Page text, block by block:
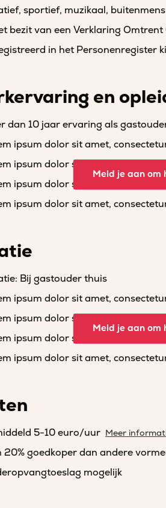
sportief, muzikaal, buitenmens
bezit van een Verklaring Omtrent
in het Personenregister
en
dan 10 jaar ervaring als
ipsum dolor sit amet,
ipsum dolor sit amet,
ipsum dolor sit amet,
ipsum dolor sit amet,
Meld je aan om
Bij gastouder thuis
ipsum dolor sit amet,
ipsum dolor sit amet,
ipsum dolor sit amet,
ipsum dolor sit amet,
Meld je aan om
5-10 euro/uur Meer
20% goedkoper dan andere
mogelijk